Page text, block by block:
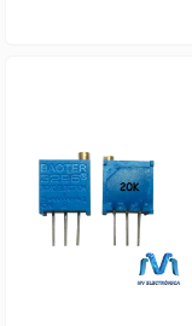
+100